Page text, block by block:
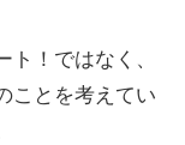
！ではなく、
ことを考えてい